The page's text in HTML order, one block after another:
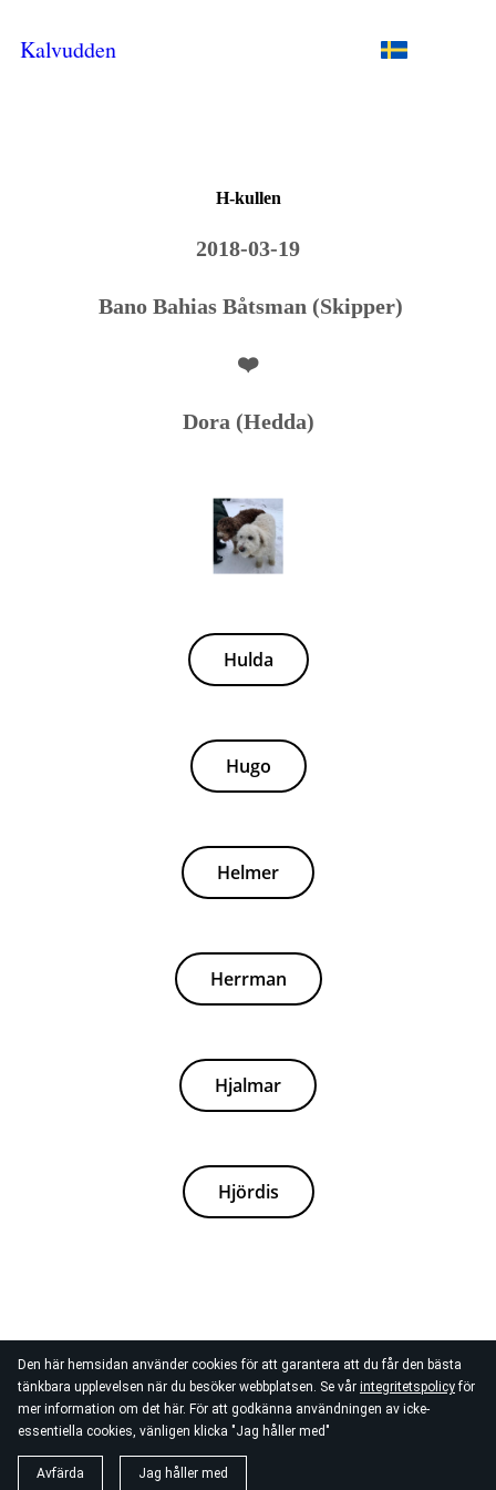
Den här hemsidan använder cookies för att garantera att du får den bästa
tänkbara upplevelsen när du besöker webbplatsen. Se vår integritetspolicyför
mer information om det här. För att godkänna användningen av icke-
essentiella cookies, vänligen klicka "Jag håller med"
Avfärda Jag håller med
Kalvudden
H-kullen
2018-03-19
Bano Bahias Båtsman (Skipper)
❤️
Dora (Hedda)
Hulda
Hugo
Helmer
Herrman
Hjalmar
Hjördis